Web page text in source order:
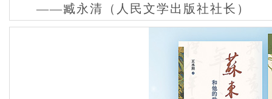
——臧永清（人民文学出版社社长）